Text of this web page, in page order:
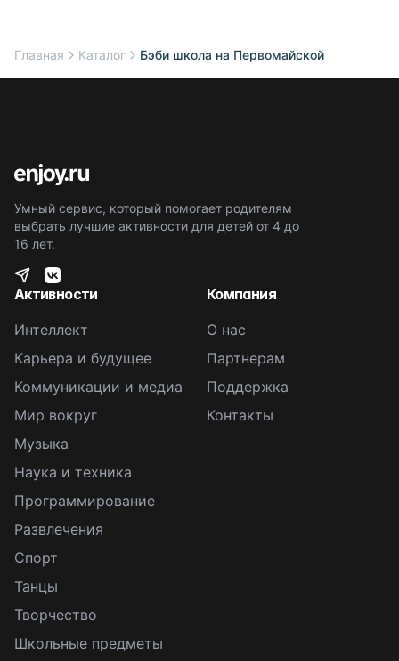
Главная Каталог Бэби школа на Первомайской
Умный сервис, который помогает родителям
выбрать лучшие активности для детей от 4 до
16 лет.
Активности
Интеллект
Карьера и будущее
Коммуникации и медиа
Мир вокруг
Музыка
Наука и техника
Программирование
Развлечения
Спорт
Танцы
Творчество
Школьные предметы
Компания
О нас
Партнерам
Поддержка
Контакты